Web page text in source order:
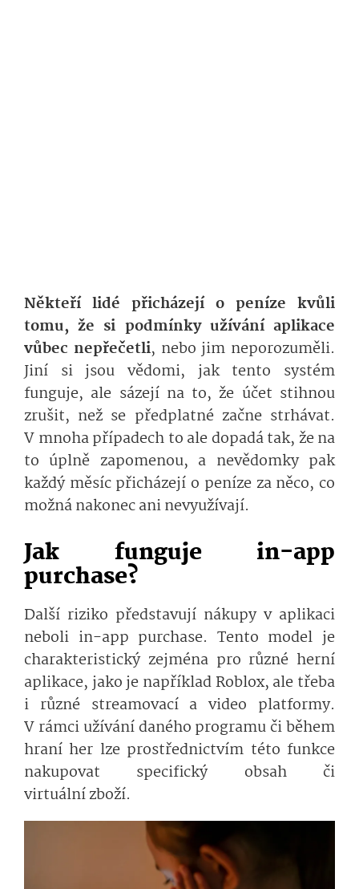
Někteří lidé přicházejí o peníze kvůli
tomu, že si podmínky užívání aplikace
vůbec nepřečetli, nebo jim neporozuměli.
Jiní si jsou vědomi, jak tento systém
funguje, ale sázejí na to, že účet stihnou
zrušit, než se předplatné začne strhávat.
V mnoha případech to ale dopadá tak, že na
to úplně zapomenou, a nevědomky pak
každý měsíc přicházejí o peníze za něco, co
možná nakonec ani nevyužívají.
Jak funguje in-app
purchase?
Další riziko představují nákupy v aplikaci
neboli in-app purchase. Tento model je
charakteristický zejména pro různé herní
aplikace, jako je například Roblox, ale třeba
i různé streamovací a video platformy.
V rámci užívání daného programu či během
hraní her lze prostřednictvím této funkce
nakupovat specifický obsah či
virtuální zboží.